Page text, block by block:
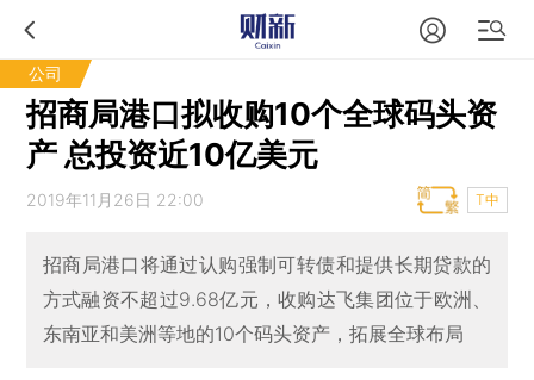
公司
招商局港口拟收购10个全球码头资
产 总投资近10亿美元
2019年11月26日 22:00 T中
招商局港口将通过认购强制可转债和提供长期贷款的
方式融资不超过9.68亿元，收购达飞集团位于欧洲、
东南亚和美洲等地的10个码头资产，拓展全球布局